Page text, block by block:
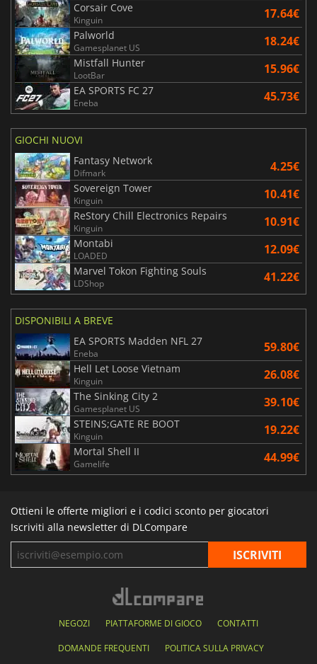
Corsair Cove
Kinguin 17.64€
Palworld
Gamesplanet US 18.24€
Mistfall Hunter
LootBar 15.96€
EA SPORTS FC 27
Eneba 45.73€
GIOCHI NUOVI
Fantasy Network
Difmark 4.25€
Sovereign Tower
Kinguin 10.41€
ReStory Chill Electronics Repairs
Kinguin 10.91€
Montabi
LOADED 12.09€
Marvel Tokon Fighting Souls
LDShop 41.22€
DISPONIBILI A BREVE
EA SPORTS Madden NFL 27
Eneba 59.80€
Hell Let Loose Vietnam
Kinguin 26.08€
The Sinking City 2
Gamesplanet US 39.10€
STEINS;GATE RE BOOT
Kinguin 19.22€
Mortal Shell II
Gamelife 44.99€
Ottieni le offerte migliori e i codici sconto per giocatori
Iscriviti alla newsletter di DLCompare
NEGOZI PIATTAFORME DI GIOCO CONTATTI
DOMANDE FREQUENTI POLITICA SULLA PRIVACY